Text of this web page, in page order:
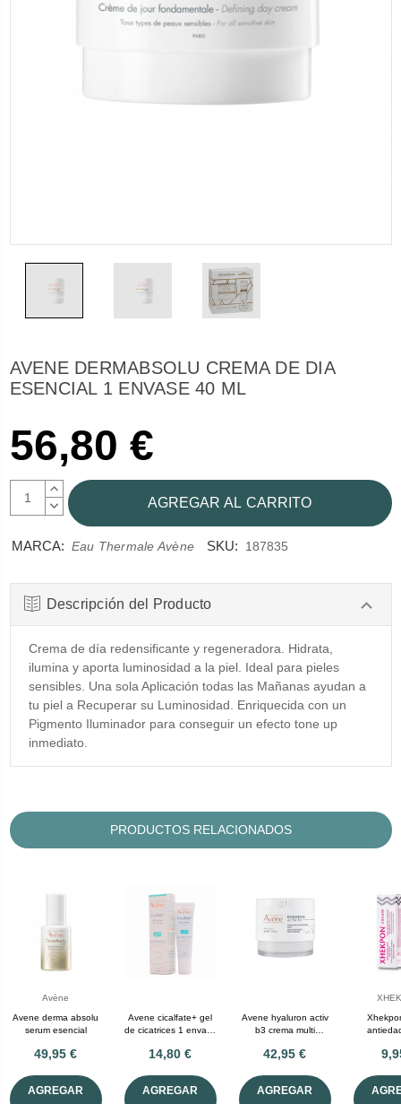
AVENE DERMABSOLU CREMA DE DIA
ESENCIAL 1 ENVASE 40 ML
56,80 €
AUMENTAR
CANTIDAD:
DISMINUIR
CANTIDAD:
MARCA: Eau Thermale Avène SKU: 187835
Descripción del Producto
Crema de día redensificante y regeneradora. Hidrata,
ilumina y aporta luminosidad a la piel. Ideal para pieles
sensibles. Una sola Aplicación todas las Mañanas ayudan a
tu piel a Recuperar su Luminosidad. Enriquecida con un
Pigmento Iluminador para conseguir un efecto tone up
inmediato.
PRODUCTOS RELACIONADOS
Avène
Avene derma absolu
serum esencial
49,95 €
AGREGAR
Avene cicalfate+ gel
de cicatrices 1 envase
14,80 €
AGREGAR
Avene hyaluron activ
b3 crema multi
mL
42,95 €
AGREGAR